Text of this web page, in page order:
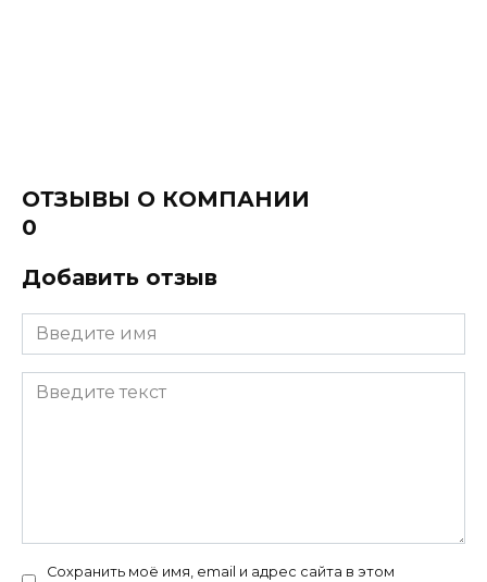
ОТЗЫВЫ О КОМПАНИИ
0
Добавить отзыв
Сохранить моё имя, email и адрес сайта в этом